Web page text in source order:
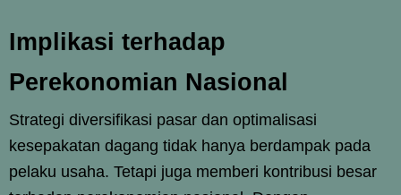
Implikasi terhadap
Perekonomian Nasional
Strategi diversifikasi pasar dan optimalisasi
kesepakatan dagang tidak hanya berdampak pada
pelaku usaha. Tetapi juga memberi kontribusi besar